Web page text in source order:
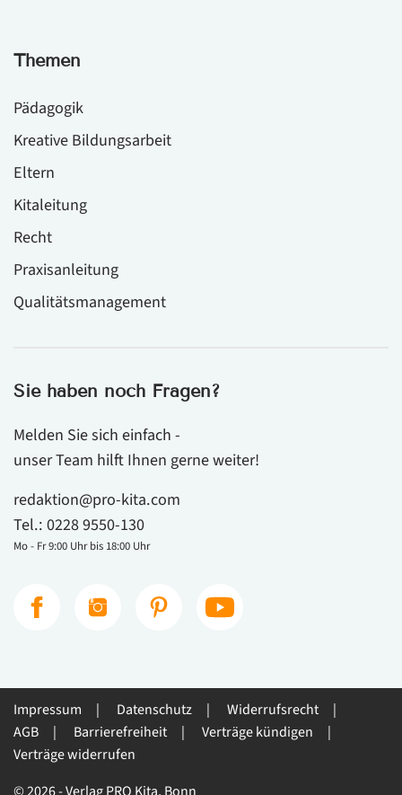
Themen
Pädagogik
Kreative Bildungsarbeit
Eltern
Kitaleitung
Recht
Praxisanleitung
Qualitätsmanagement
Sie haben noch Fragen?
Melden Sie sich einfach -
unser Team hilft Ihnen gerne weiter!
redaktion@pro-kita.com
Tel.:0228 9550-130
Mo - Fr 9:00 Uhr bis 18:00 Uhr
Impressum Datenschutz
Widerrufsrecht
AGB
Barrierefreiheit
Verträge kündigen
Verträge widerrufen